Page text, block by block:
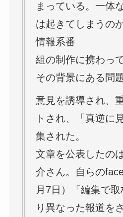
まっている。一体
は起きてしまうの
情報系番
組の制作に携わっ
その背景にある問
意見を誘導され、
トされ、「真逆に
集された。
文章を公表したの
介さん。自らの
月7日）「編集で
り異なった報道を